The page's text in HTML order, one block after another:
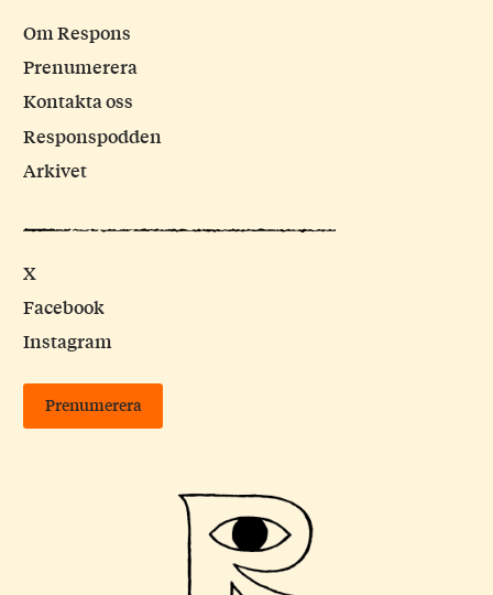
Om Respons
Prenumerera
Kontakta oss
Responspodden
Arkivet
X
Facebook
Instagram
Prenumerera